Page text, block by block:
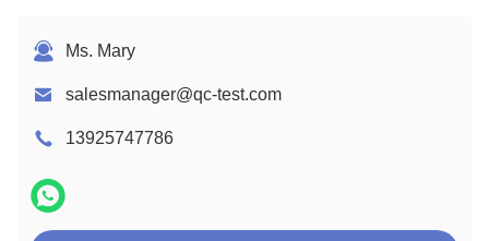
Ms. Mary
salesmanager@qc-test.com
13925747786